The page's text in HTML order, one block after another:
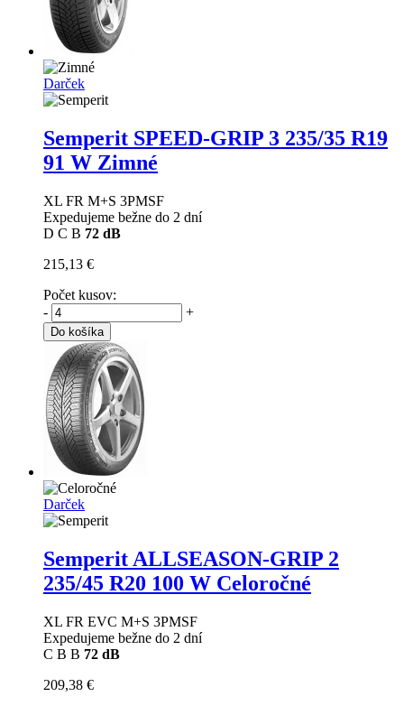
Darček
Semperit SPEED-GRIP 3 235/35 R19
91 W Zimné
XL FR M+S 3PMSF
Expedujeme bežne do 2 dní
D C B 72 dB
215,13 €
Počet kusov:
-
+
Do košíka
Darček
Semperit ALLSEASON-GRIP 2
235/45 R20 100 W Celoročné
XL FR EVC M+S 3PMSF
Expedujeme bežne do 2 dní
C B B 72 dB
209,38 €